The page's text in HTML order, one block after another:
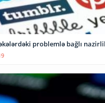
problemlə bağlı